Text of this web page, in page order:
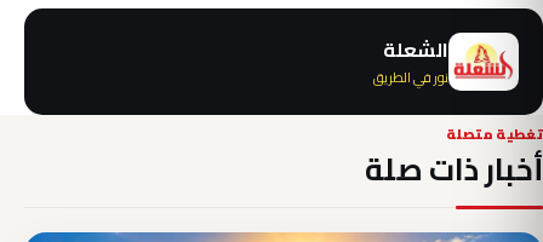
الشعلة
نور في الطريق
تغطية متصلة
أخبار ذات صلة